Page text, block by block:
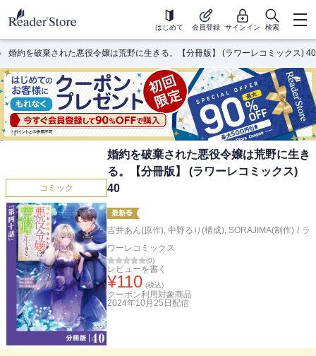
はじめて 会員登録 サインイン 検索
婚約を破棄された悪役令嬢は荒野に生きる。【分冊版】 (ラワーレコミックス) 40
コミック
婚約を破棄された悪役令嬢は荒野に生き
る。【分冊版】 (ラワーレコミックス)
40
最新巻
吉井あん(原作), 中野るり(構成), SORAJIMA(制作) / ラ
ワーレコミックス
(0)
レビューを書く
¥110 (税込)
クーポン利用対象商品
2024年10月25日 配信